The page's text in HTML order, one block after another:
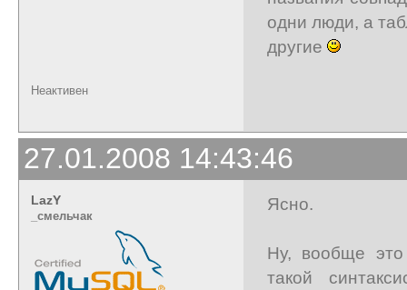
одни люди, а
другие
Неактивен
27.01.2008 14:43:46
LazY
_cмельчак
Ясно.
Ну, вообще
такой